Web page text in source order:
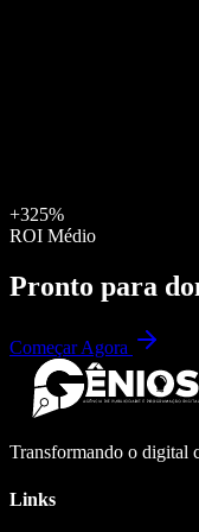
+325%
ROI Médio
Pronto para
Começar Agora
Transformando o digital
Links